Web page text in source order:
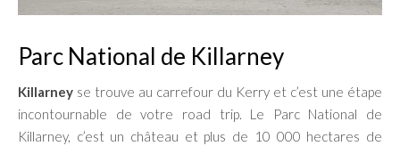
Parc National de Killarney
Killarney se trouve au carrefour du Kerry et c’est une étape
incontournable de votre road trip. Le Parc National de
Killarney, c’est un château et plus de 10 000 hectares de